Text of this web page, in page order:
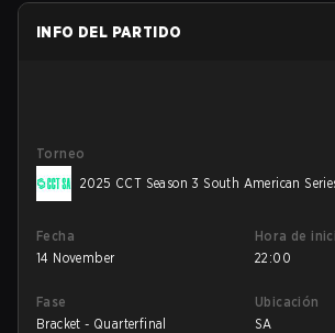
INFO DEL PARTIDO
Torneo
2025 CCT Season 3 South American
Fecha
14 November
Hora de
22:00
Fase
Bracket - Quarterfinal
Ubicación
SA